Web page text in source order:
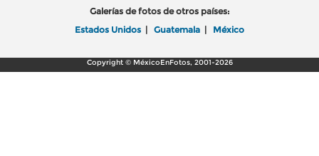
Galerías de fotos de otros países:
Estados Unidos | Guatemala | México
Copyright © MéxicoEnFotos, 2001-2026